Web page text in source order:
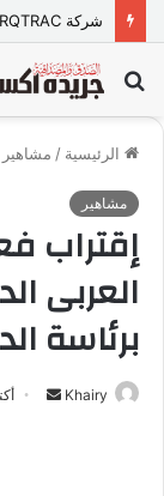
بحث
عن
الرئيسية / مشاهير
مشاهير
إقتراب
العربى
برئاسة
Khairy